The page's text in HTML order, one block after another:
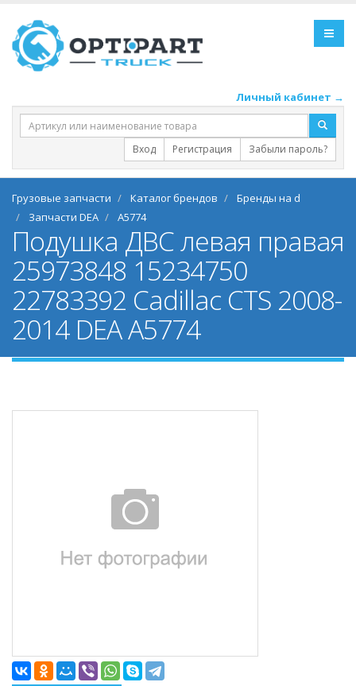
Личный кабинет →
Вход Регистрация Забыли пароль?
Грузовые запчасти Каталог брендов
Бренды на d
Запчасти DEA
A5774
Подушка ДВС левая правая
25973848 15234750
22783392 Cadillac CTS 2008-
2014 DEA A5774